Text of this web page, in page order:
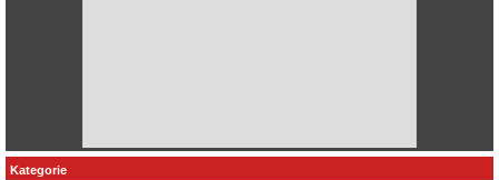
Kategorie